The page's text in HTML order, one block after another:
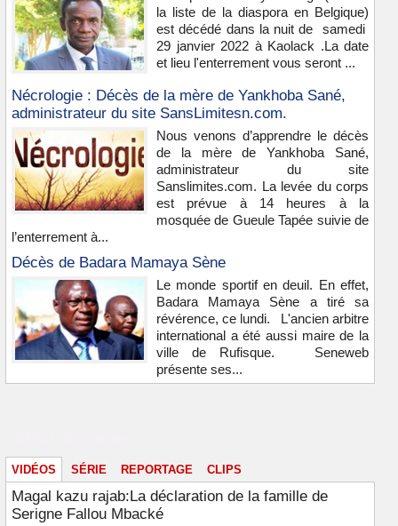
la liste de la diaspora en Belgique)
est décédé dans la nuit de samedi
29 janvier 2022 à Kaolack .La date
et lieu l'enterrement vous seront ...
Nécrologie : Décès de la mère de Yankhoba Sané,
administrateur du site SansLimitesn.com.
Nous venons d’apprendre le décès
de la mère de Yankhoba Sané,
administrateur du site
Sanslimites.com. La levée du corps
est prévue à 14 heures à la
mosquée de Gueule Tapée suivie de
l’enterrement à...
Décès de Badara Mamaya Sène
Le monde sportif en deuil. En effet,
Badara Mamaya Sène a tiré sa
révérence, ce lundi. L'ancien arbitre
international a été aussi maire de la
ville de Rufisque. Seneweb
présente ses...
VIDÉOS SÉRIE REPORTAGE CLIPS
Magal kazu rajab:La déclaration de la famille de
Serigne Fallou Mbacké